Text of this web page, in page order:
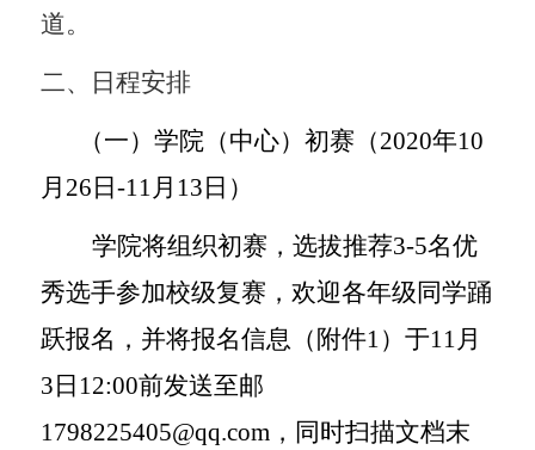
道。
二、日程安排
（一）学院（中心）初赛（2020年10
月 26 日-11 月 13 日）
学院将组织初赛，选拔推荐3-5名优
秀选手参加校级复赛，欢迎各年级同学踊
跃报名，并将报名信息（附件1 ）于11 月
3 日 12:00前发送至邮
1798225405@qq.com ，同时扫描文档末